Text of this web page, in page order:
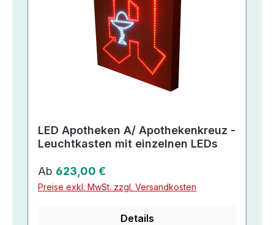
LED Apotheken A/ Apothekenkreuz -
Leuchtkasten mit einzelnen LEDs
Regulärer Preis:
Ab 623,00 €
Preise exkl. MwSt. zzgl. Versandkosten
Details